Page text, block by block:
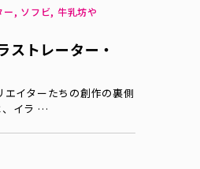
, ソフビ, 牛乳坊や
トレーター・
イターたちの創作の裏側
、イラ …